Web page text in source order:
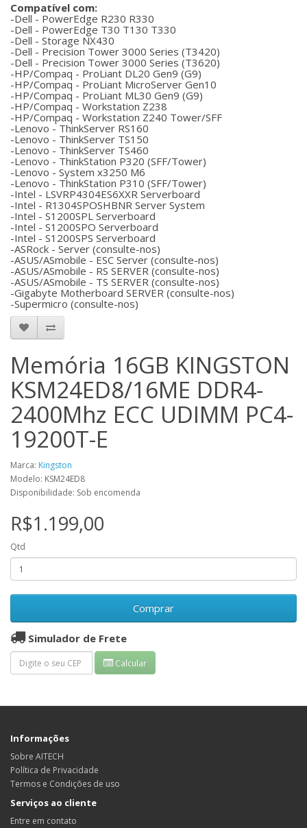
Compatível com:
-Dell - PowerEdge R230 R330
-Dell - PowerEdge T30 T130 T330
-Dell - Storage NX430
-Dell - Precision Tower 3000 Series (T3420)
-Dell - Precision Tower 3000 Series (T3620)
-HP/Compaq - ProLiant DL20 Gen9 (G9)
-HP/Compaq - ProLiant MicroServer Gen10
-HP/Compaq - ProLiant ML30 Gen9 (G9)
-HP/Compaq - Workstation Z238
-HP/Compaq - Workstation Z240 Tower/SFF
-Lenovo - ThinkServer RS160
-Lenovo - ThinkServer TS150
-Lenovo - ThinkServer TS460
-Lenovo - ThinkStation P320 (SFF/Tower)
-Lenovo - System x3250 M6
-Lenovo - ThinkStation P310 (SFF/Tower)
-Intel - LSVRP4304ES6XXR Serverboard
-Intel - R1304SPOSHBNR Server System
-Intel - S1200SPL Serverboard
-Intel - S1200SPO Serverboard
-Intel - S1200SPS Serverboard
-ASRock - Server (consulte-nos)
-ASUS/ASmobile - ESC Server (consulte-nos)
-ASUS/ASmobile - RS SERVER (consulte-nos)
-ASUS/ASmobile - TS SERVER (consulte-nos)
-Gigabyte Motherboard SERVER (consulte-nos)
-Supermicro (consulte-nos)
Memória 16GB KINGSTON
KSM24ED8/16ME DDR4-
2400Mhz ECC UDIMM PC4-
19200T-E
Marca: Kingston
Modelo: KSM24ED8
Disponibilidade: Sob encomenda
R$1.199,00
Qtd
Comprar
Simulador de Frete
Calcular
Informações
Sobre AITECH
Política de Privacidade
Termos e Condições de uso
Serviços ao cliente
Entre em contato